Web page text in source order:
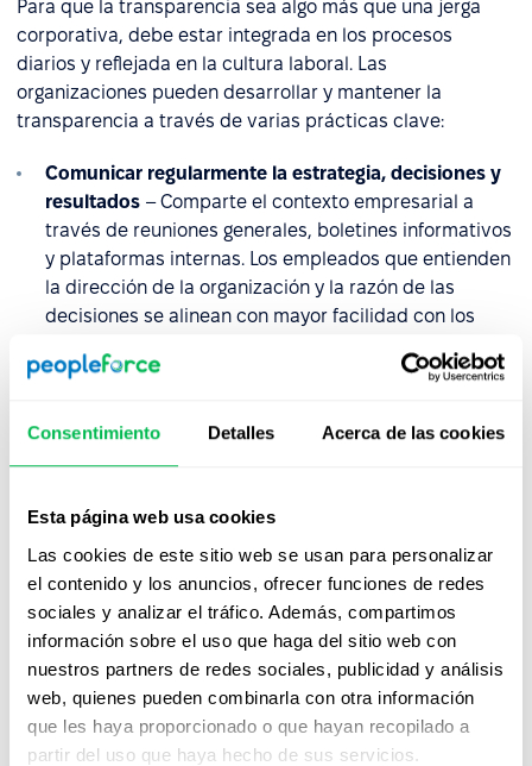
Consentimiento Detalles Acerca de las cookies
Esta página web usa cookies
Las cookies de este sitio web se usan para personalizar
el contenido y los anuncios, ofrecer funciones de redes
sociales y analizar el tráfico. Además, compartimos
información sobre el uso que haga del sitio web con
nuestros partners de redes sociales, publicidad y análisis
web, quienes pueden combinarla con otra información
que les haya proporcionado o que hayan recopilado a
partir del uso que haya hecho de sus servicios.
Para que la transparencia sea algo más que una jerga
corporativa, debe estar integrada en los procesos
diarios y reflejada en la cultura laboral. Las
organizaciones pueden desarrollar y mantener la
transparencia a través de varias prácticas clave:
Comunicar regularmente la estrategia, decisiones y
resultados – Comparte el contexto empresarial a
través de reuniones generales, boletines informativos
y plataformas internas. Los empleados que entienden
la dirección de la organización y la razón de las
decisiones se alinean con mayor facilidad con los
Establecer canales de comunicación bidireccionales
preguntas y respuestas, yencuestas de pulsopara
crear entornos donde los empleados puedan
los resultados de la encuesta de satisfacción de los
empleados junto con planes de acción que aborden
los comentarios.
Implementar estructuras claras de compensación y
– Mantén bandas salariales transparentes,
rangos de pago abiertos y criterios bien definidos
para promociones y aumentos para reducir
malentendidos y percepciones de injusticia.